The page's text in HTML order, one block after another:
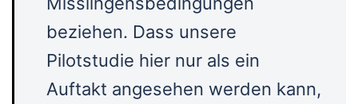
beziehen. Dass unsere
Pilotstudie hier nur als ein
Auftakt angesehen werden kann,